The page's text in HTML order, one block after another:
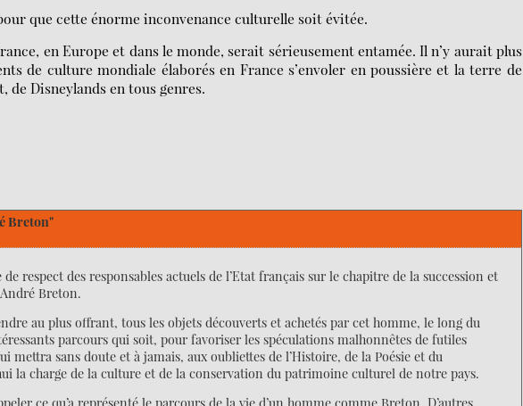
que cette énorme inconvenance culturelle soit évitée.
en Europe et dans le monde, serait sérieusement entamée. Il n’y aurait plus
de culture mondiale élaborés en France s’envoler en poussière et la terre de
Disneylands en tous genres.
Breton"
respect des responsables actuels de l’Etat français sur le chapitre de la succession et
Breton.
au plus offrant, tous les objets découverts et achetés par cet homme, le long du
parcours qui soit, pour favoriser les spéculations malhonnêtes de futiles
mettra sans doute et à jamais, aux oubliettes de l’Histoire, de la Poésie et du
la charge de la culture et de la conservation du patrimoine culturel de notre pays.